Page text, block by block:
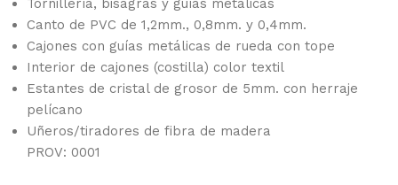
Tornillería, bisagras y guías metálicas
Canto de PVC de 1,2mm., 0,8mm. y 0,4mm.
Cajones con guías metálicas de rueda con tope
Interior de cajones (costilla) color textil
Estantes de cristal de grosor de 5mm. con herraje
pelícano
Uñeros/tiradores de fibra de madera
PROV: 0001